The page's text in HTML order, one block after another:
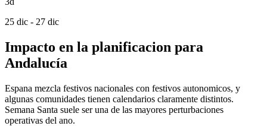
25 dic - 27 dic
Impacto en la planificacion para
Andalucía
Espana mezcla festivos nacionales con festivos autonomicos, y
algunas comunidades tienen calendarios claramente distintos.
Semana Santa suele ser una de las mayores perturbaciones
operativas del ano.